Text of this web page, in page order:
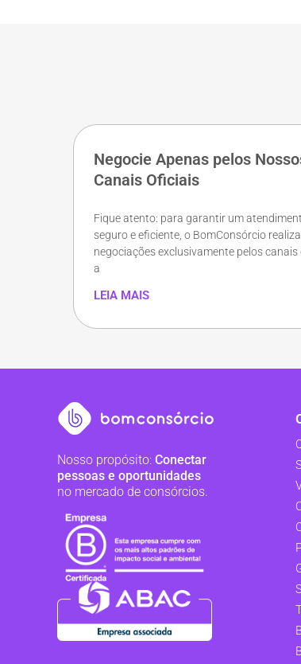
Negocie Apenas pelos
Canais Oficiais
Fique atento: para garantir um
seguro e eficiente, o BomConsórcio
negociações exclusivamente pelos
a
LEIA MAIS
Nosso propósito: Conectar
pessoas e oportunidades
no mercado de consórcios.